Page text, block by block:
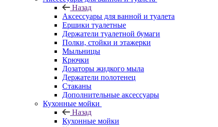
Назад
Аксессуары для ванной и туалета
Ершики туалетные
Держатели туалетной бумаги
Полки, стойки и этажерки
Мыльницы
Крючки
Дозаторы жидкого мыла
Держатели полотенец
Стаканы
Дополнительные аксессуары
Кухонные мойки
Назад
Кухонные мойки